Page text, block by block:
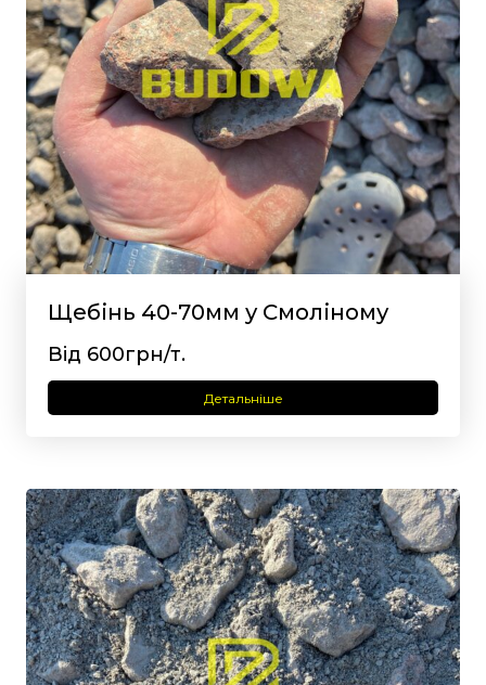
Щебінь 40-70мм у Смоліному
Від 600грн/т.
Детальніше